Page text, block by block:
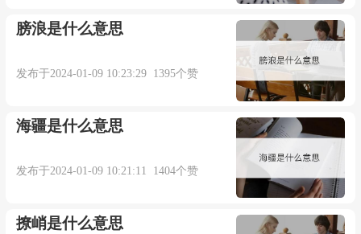
3. Economics is an inexact science.
膀浪是什么意思
发布于2024-01-09 10:23:29 1395个赞
海疆是什么意思
发布于2024-01-09 10:21:11 1404个赞
撩峭是什么意思